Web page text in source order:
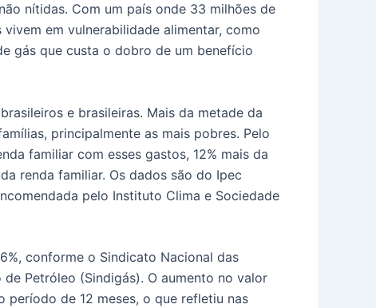
nítidas. Com um país onde 33 milhões de
em vulnerabilidade alimentar, como
gás que custa o dobro de um benefício
e brasileiras. Mais da metade da
principalmente as mais pobres. Pelo
familiar com esses gastos, 12% mais da
renda familiar. Os dados são do Ipec
pelo Instituto Clima e Sociedade
conforme o Sindicato Nacional das
Petróleo (Sindigás). O aumento no valor
de 12 meses, o que refletiu nas